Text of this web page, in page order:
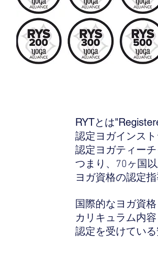
RYTとは
認定ヨガインスト
認定ヨガティーチ
つまり、70ヶ国
ヨガ資格の認定指
国際的なヨガ資
カリキュラム内
認定を受けている